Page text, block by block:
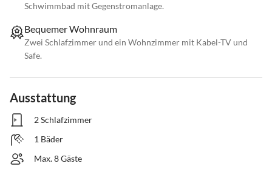
Schwimmbad mit Gegenstromanlage.
Bequemer Wohnraum
Zwei Schlafzimmer und ein Wohnzimmer mit Kabel-TV und
Safe.
Ausstattung
2 Schlafzimmer
1 Bäder
Max. 8 Gäste